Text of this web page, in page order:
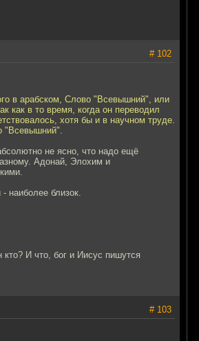
# 102
в арабском, Слово "Всевышний", или
как в то время, когда он переводил
хотя бы и в научном труде.
"Всевышний".
не ясно, что надо ещё
Адонай, Элохим и
наиболее близок.
И что, бог и Иисус пишутся
# 103